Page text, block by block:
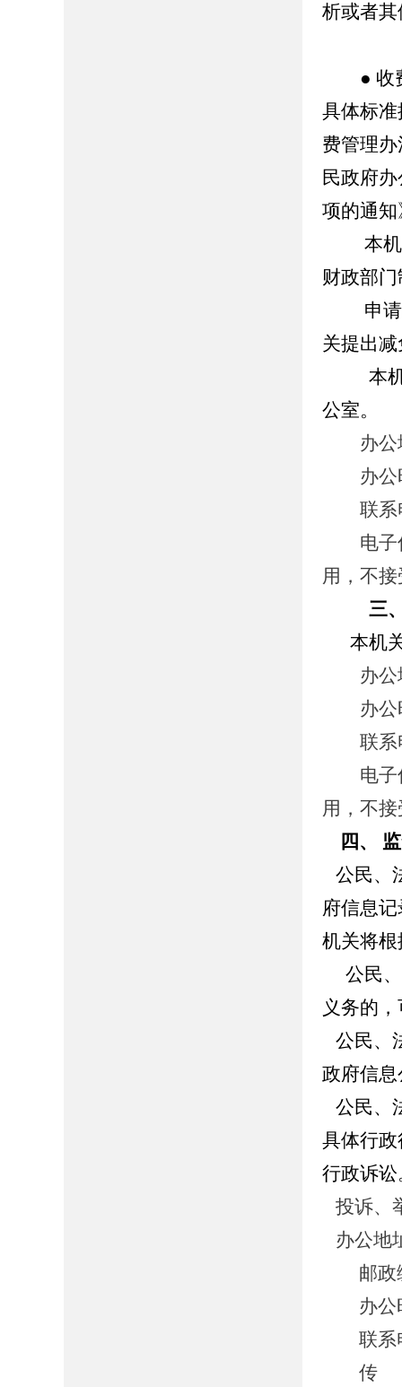
析或者
● 收
具体标
费管理
民政府
项的通
本机关
财政部
申请公
关提出
本
公室。
办公地
办公时
联系电
电子信
用，不
三
本机
办公地
办公时
联系电
电子信
用，不
四、
公民、
府信息
机关将
公民、
义务的
公民、
政府信
公民、
具体行
行政诉讼
投诉、
办公地
邮政
办
联系
传